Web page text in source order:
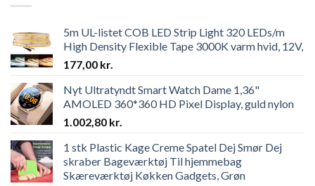
5m UL-listet COB LED Strip Light 320 LEDs/m
High Density Flexible Tape 3000K varm hvid, 12V,
177,00 kr.
Nyt Ultratyndt Smart Watch Dame 1,36"
AMOLED 360*360 HD Pixel Display, guld nylon
1.002,80 kr.
1 stk Plastic Kage Creme Spatel Dej Smør Dej
skraber Bageværktøj Til hjemmebag
Skæreværktøj Køkken Gadgets, Grøn